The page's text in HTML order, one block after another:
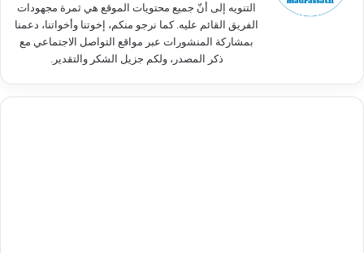
التنويه إلى أنّ جميع محتويات الموقع هي ثمرة مجهودات
الفريق القائم عليه. كما نرجو منكم، إخوتنا وأخواتنا، دعمنا
بمشاركة المنشورات عبر مواقع التواصل الاجتماعي مع
ذكر المصدر، ولكم جزيل الشكر والتقدير.